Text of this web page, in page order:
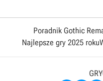
Poradnik Gothic
Najlepsze gry 2025 roku